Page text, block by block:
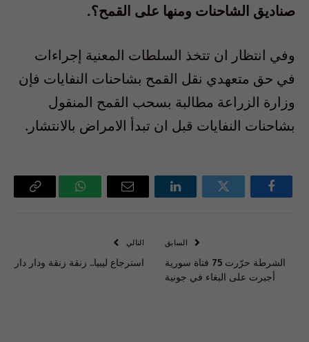
صناديق الشاحنات ومنها على القمح؟.
وفي انتظار ان تتخذ السلطات المعنية إجراءات
في حق متعهدي نقل القمح بشاحنات النفايات فإن
وزارة الزراعة مطالبة بسحب القمح المنقول
بشاحنات النفايات قبل ان تبدأ الامراض بالانتشار.
فيسبوك تويتر لينكدإن
البريد
واتساب Copy
السابق
الشرطة حرّرت 75 فتاة سورية
أجبرت على البغاء في جونية
التالي
استرجاع ليبيا.. زنقة زنقة ودار دار